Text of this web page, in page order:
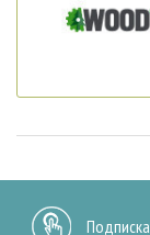
Подписка